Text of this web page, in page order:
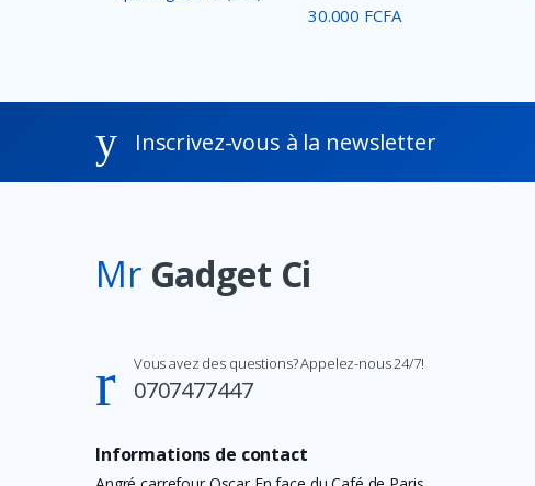
Comfast
BOSE
Oculus
Philips
30.000 FCFA
Inscrivez-vous à la newsletter
Mr Gadget Ci
Vous avez des questions? Appelez-nous 24/7!
0707477447
Informations de contact